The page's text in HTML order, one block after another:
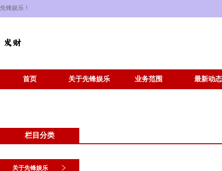
先锋娱乐！
首页 关于先锋娱乐 业务范围 最新动态
栏目分类
关于先锋娱乐